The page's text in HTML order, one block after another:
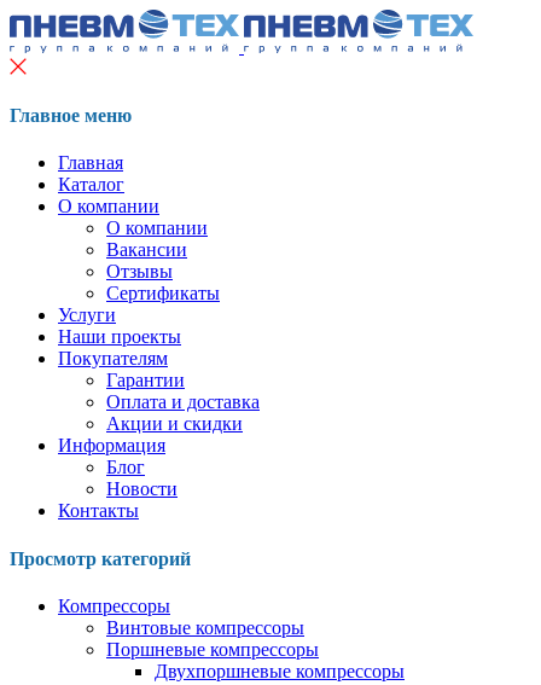
Главное меню
Главная
Каталог
О компании
О компании
Вакансии
Отзывы
Сертификаты
Услуги
Наши проекты
Покупателям
Гарантии
Оплата и доставка
Акции и скидки
Информация
Блог
Новости
Контакты
Просмотр категорий
Компрессоры
Винтовые компрессоры
Поршневые компрессоры
Двухпоршневые компрессоры